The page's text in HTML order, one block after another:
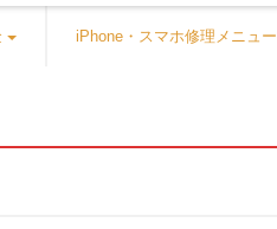
iPhone・スマホ修理メニュー